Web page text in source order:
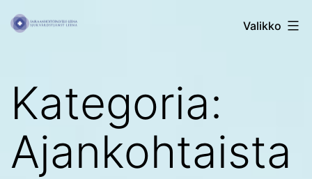
Siirry
sisältöön
Sairaanhoitopalvelu
Valikko
Kategoria:
Ajankohtaista